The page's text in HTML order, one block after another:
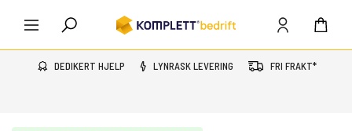
DEDIKERT HJELP LYNRASK LEVERING FRI FRAKT*